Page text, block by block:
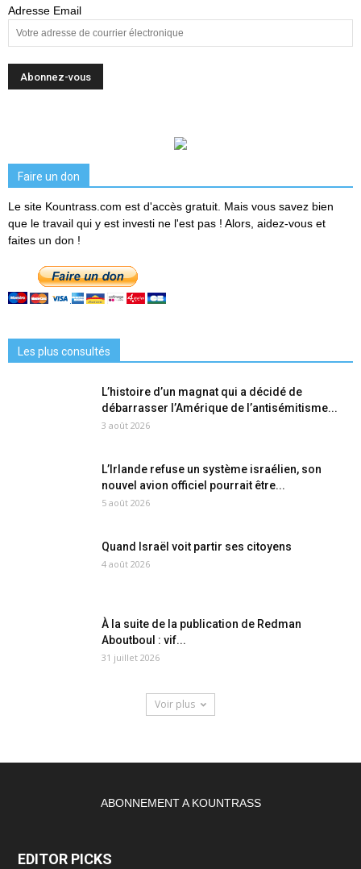
Adresse Email
Faire un don
Le site Kountrass.com est d'accès gratuit. Mais vous savez bien
que le travail qui y est investi ne l'est pas ! Alors, aidez-vous et
faites un don !
Les plus consultés
L’histoire d’un magnat qui a décidé de
débarrasser l’Amérique de l’antisémitisme...
3 août 2026
L’Irlande refuse un système israélien, son
nouvel avion officiel pourrait être...
5 août 2026
Quand Israël voit partir ses citoyens
4 août 2026
À la suite de la publication de Redman
Aboutboul : vif...
31 juillet 2026
Voir plus
ABONNEMENT A KOUNTRASS
EDITOR PICKS